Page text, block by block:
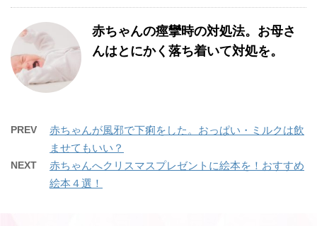
赤ちゃんの痙攣時の対処法。お母さ
んはとにかく落ち着いて対処を。
PREV
赤ちゃんが風邪で下痢をした。おっぱい・ミルクは飲
ませてもいい？
NEXT
赤ちゃんへクリスマスプレゼントに絵本を！おすすめ
絵本４選！